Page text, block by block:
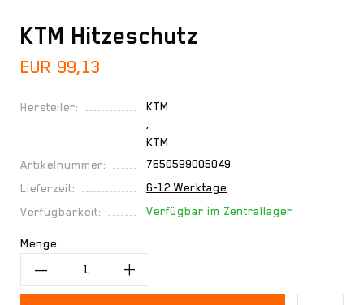
KTM Hitzeschutz
EUR 99,13
Hersteller:
KTM
,
KTM
Artikelnummer:
7650599005049
Lieferzeit:
6-12 Werktage
Verfügbarkeit:
Verfügbar im Zentrallager
Menge